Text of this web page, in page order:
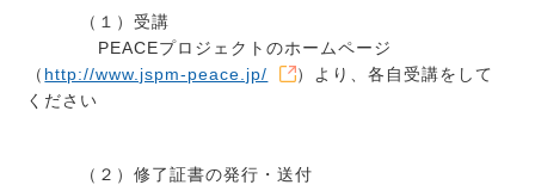
（１）受講
PEACEプロジェクトのホームページ
（ http://www.jspm-peace.jp/
）より、各自受講をして
ください
（２）修了証書の発行・送付